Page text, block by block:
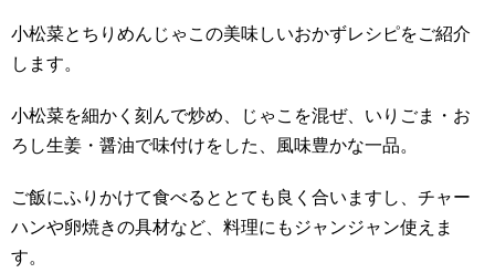
小松菜とちりめんじゃこの美味しいおかずレシピをご紹介
します。
小松菜を細かく刻んで炒め、じゃこを混ぜ、いりごま・お
ろし生姜・醤油で味付けをした、風味豊かな一品。
ご飯にふりかけて食べるととても良く合いますし、チャー
ハンや卵焼きの具材など、料理にもジャンジャン使えま
す。